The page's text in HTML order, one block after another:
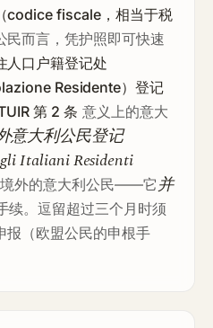
codice fiscale，相当于税
而言，凭护照即可快速
人口户籍登记处
Residente）登记
第 2 条 意义上的意大
意大利公民登记
Italiani Residenti
外的意大利公民——它并
续。逗留超过三个月时须
报（欧盟公民的申根手